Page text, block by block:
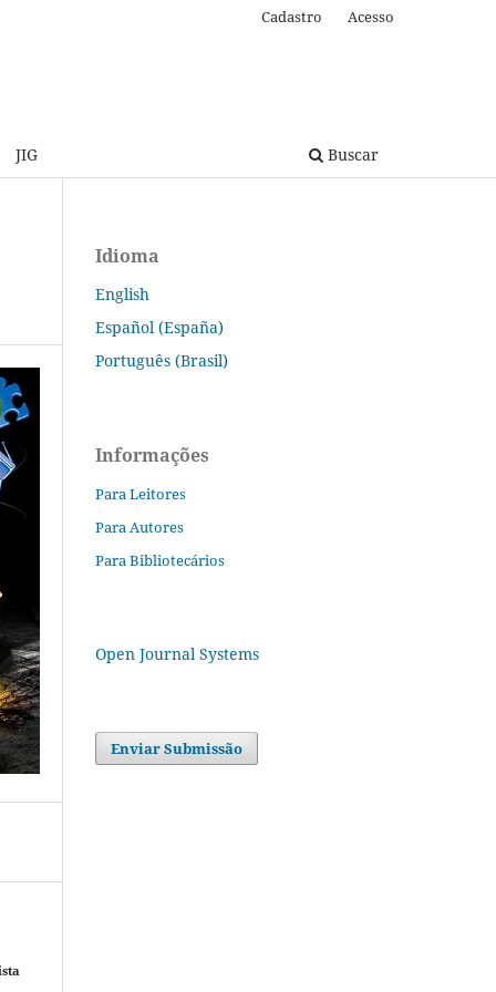
JIG Buscar
Cadastro Acesso
Idioma
English
Español (España)
Português (Brasil)
Informações
Para Leitores
Para Autores
Para Bibliotecários
Open Journal Systems
Enviar Submissão